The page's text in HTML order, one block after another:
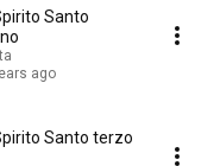
Santo
ago
Santo terzo